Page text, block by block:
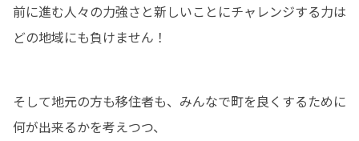
前に進む人々の力強さと新しいことにチャレンジする力は
どの地域にも負けません！
そして地元の方も移住者も、みんなで町を良くするために
何が出来るかを考えつつ、